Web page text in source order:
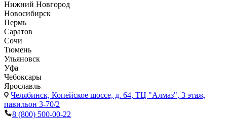
Нижний Новгород
Новосибирск
Пермь
Саратов
Сочи
Тюмень
Ульяновск
Уфа
Чебоксары
Ярославль
Челябинск, Копейское шоссе, д. 64, ТЦ "Алмаз", 3 этаж,
павильон 3-70/2
8 (800) 500-00-22